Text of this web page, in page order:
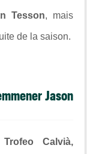
Tesson, mais
de la saison.
Jason
Calvià,